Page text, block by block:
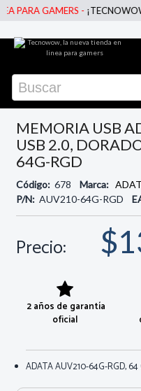
GAMERS -¡TECNOWOW!
MEMORIA USB
USB 2.0,
64G-RGD
Código: 678 Marca:
P/N: AUV210-64G-RGD
Precio:
2 años de garantía
oficial
ADATA AUV210-64G-RGD,